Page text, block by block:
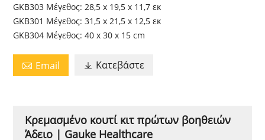
GKB303 Μέγεθος: 28,5 x 19,5 x 11,7 εκ
GKB301 Μέγεθος: 31,5 x 21,5 x 12,5 εκ
GKB304 Μέγεθος: 40 x 30 x 15 cm
 Email  Κατεβάστε
Κρεμασμένο κουτί κιτ πρώτων βοηθειών
Άδειο | Gauke Healthcare